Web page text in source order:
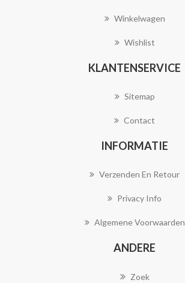
Winkelwagen
Wishlist
KLANTENSERVICE
Sitemap
Contact
INFORMATIE
Verzenden En Retour
Privacy Info
Algemene Voorwaarden
ANDERE
Zoek